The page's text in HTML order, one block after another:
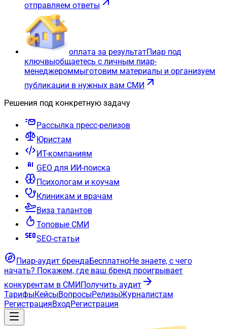
отправляем ответы
оплата за результатПиар под
ключвыобщаетесь с личным пиар-
менеджероммыготовим материалы и организуем
публикации в нужных вам СМИ
Решения под конкретную задачу
Рассылка пресс-релизов
Юристам
ИТ-компаниям
GEO для ИИ-поиска
Психологам и коучам
Клиникам и врачам
Виза талантов
Топовые СМИ
SEO-статьи
Пиар-аудит брендаБесплатноНе знаете, с чего
начать? Покажем, где ваш бренд проигрывает
конкурентам в СМИПолучить аудит
ТарифыКейсыВопросыРелизыЖурналистам
РегистрацияВходРегистрация